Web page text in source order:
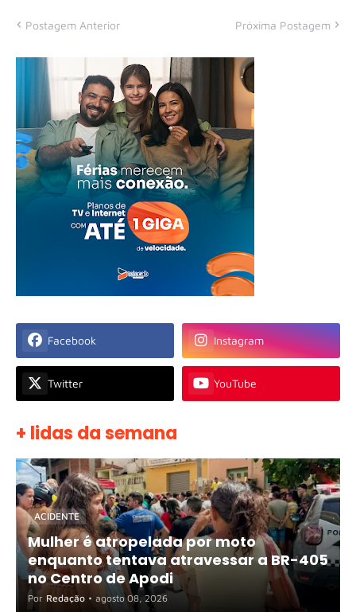
Postagem Anterior Próxima Postagem
Facebook Instagram
Twitter YouTube
+ lidas da semana
ACIDENTE
Mulher é atropelada por moto
enquanto tentava atravessar a BR-405
no Centro de Apodi
Por Redação • agosto 08, 2026